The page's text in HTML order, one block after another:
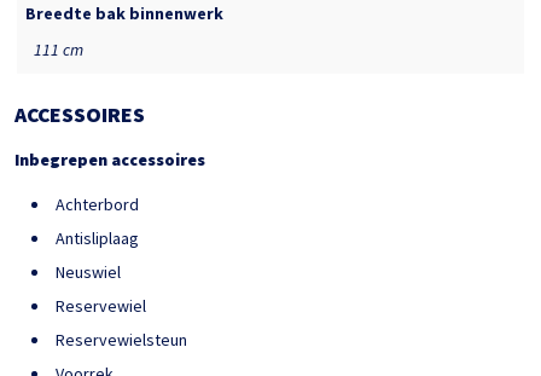
Breedte bak binnenwerk
111 cm
ACCESSOIRES
Inbegrepen accessoires
Achterbord
Antisliplaag
Neuswiel
Reservewiel
Reservewielsteun